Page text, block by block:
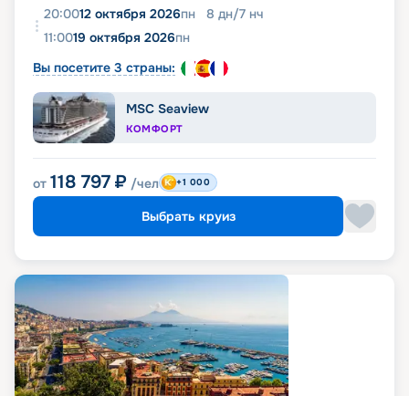
20:0012 октября 2026пн 8 дн/7 нч
11:0019 октября 2026пн
Вы посетите 3 страны:
MSC Seaview
КОМФОРТ
от 118 797 ₽ /чел +1 000
Выбрать круиз